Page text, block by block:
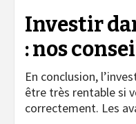
Investir
: nos
En conclusion,
être très rentable si
correctement. Les